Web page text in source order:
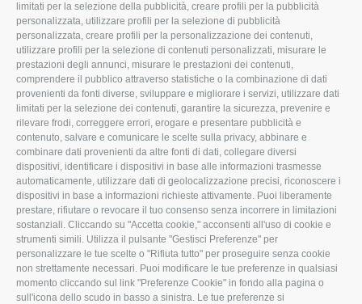
limitati per la selezione della pubblicità, creare profili per la pubblicità
personalizzata, utilizzare profili per la selezione di pubblicità
personalizzata, creare profili per la personalizzazione dei contenuti,
utilizzare profili per la selezione di contenuti personalizzati, misurare le
prestazioni degli annunci, misurare le prestazioni dei contenuti,
comprendere il pubblico attraverso statistiche o la combinazione di dati
provenienti da fonti diverse, sviluppare e migliorare i servizi, utilizzare dati
limitati per la selezione dei contenuti, garantire la sicurezza, prevenire e
rilevare frodi, correggere errori, erogare e presentare pubblicità e
contenuto, salvare e comunicare le scelte sulla privacy, abbinare e
combinare dati provenienti da altre fonti di dati, collegare diversi
dispositivi, identificare i dispositivi in base alle informazioni trasmesse
automaticamente, utilizzare dati di geolocalizzazione precisi, riconoscere i
dispositivi in base a informazioni richieste attivamente. Puoi liberamente
prestare, rifiutare o revocare il tuo consenso senza incorrere in limitazioni
sostanziali. Cliccando su "Accetta cookie," acconsenti all'uso di cookie e
strumenti simili. Utilizza il pulsante "Gestisci Preferenze" per
personalizzare le tue scelte o "Rifiuta tutto" per proseguire senza cookie
non strettamente necessari. Puoi modificare le tue preferenze in qualsiasi
momento cliccando sul link "Preferenze Cookie" in fondo alla pagina o
sull'icona dello scudo in basso a sinistra. Le tue preferenze si
Missione e Progetto
Organigramma aziendale
I Nostri Servizi
Uffici della Sede
provinciale
Le Sedi di Zona
Agricoltori S.r.l.
Whistleblowing
Confagricoltura Rovigo e
Agricoltori srl
Fiscale
Lavoro
Ambiente
Associazione
CONFAGRICOLTURA
ATTIVA
Notizie in evidenza
Eventi
Comunicati Stampa
Video
Iscrizione Newsletter
Newsletter